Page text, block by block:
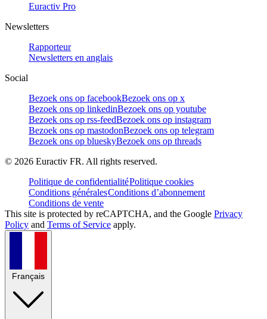
Euractiv Pro
Newsletters
Rapporteur
Newsletters en anglais
Social
Bezoek ons op facebookBezoek ons op x
Bezoek ons op linkedinBezoek ons op youtube
Bezoek ons op rss-feedBezoek ons op instagram
Bezoek ons op mastodonBezoek ons op telegram
Bezoek ons op blueskyBezoek ons op threads
© 2026 Euractiv FR. All rights reserved.
Politique de confidentialitéPolitique cookies
Conditions généralesConditions d’abonnement
Conditions de vente
This site is protected by reCAPTCHA, and the Google Privacy
Policy and Terms of Service apply.
Français